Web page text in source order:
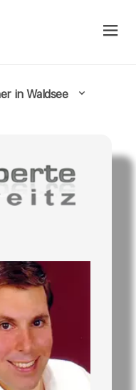
in Waldsee